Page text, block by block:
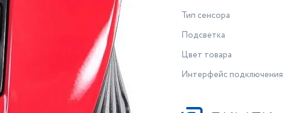
Тип сенсора
Подсветка
Цвет товара
Интерфейс подключения